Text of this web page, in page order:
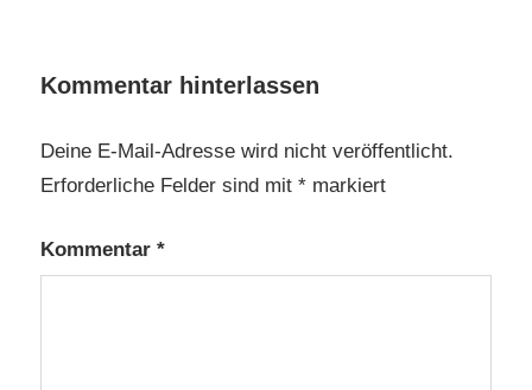
Kommentar hinterlassen
Deine E-Mail-Adresse wird nicht veröffentlicht.
Erforderliche Felder sind mit * markiert
Kommentar *